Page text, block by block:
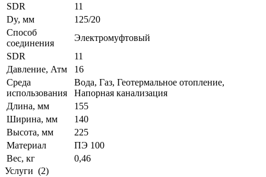
SDR
11
Dy, мм
125/20
Способ
соединения
Электромуфтовый
SDR
11
Давление, Атм
16
Среда
использования
Вода, Газ, Геотермальное отопление,
Напорная канализация
Длина, мм
155
Ширина, мм
140
Высота, мм
225
Материал
ПЭ 100
Вес, кг
0,46
Услуги (2)